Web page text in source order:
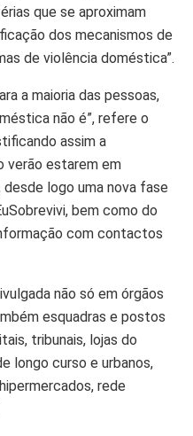
que se aproximam
dos mecanismos de
de violência doméstica”.
a maioria das pessoas,
não é”, refere o
assim a
verão estarem em
logo uma nova fase
bem como do
com contactos
não só em órgãos
esquadras e postos
tribunais, lojas do
longo curso e urbanos,
rede